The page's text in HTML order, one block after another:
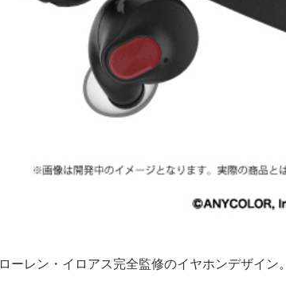
ローレン・イロアス完全監修のイヤホンデザイン。